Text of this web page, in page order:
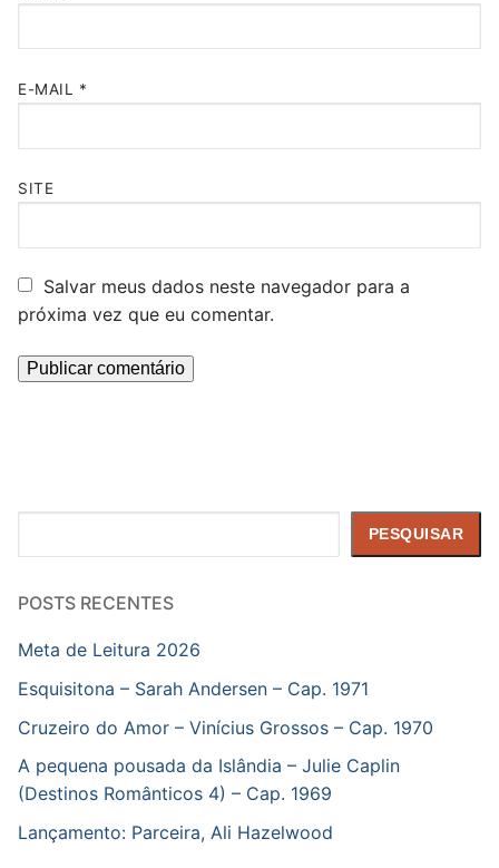
E-MAIL *
SITE
Salvar meus dados neste navegador para a
próxima vez que eu comentar.
PESQUISAR
POSTS RECENTES
Meta de Leitura 2026
Esquisitona – Sarah Andersen – Cap. 1971
Cruzeiro do Amor – Vinícius Grossos – Cap. 1970
A pequena pousada da Islândia – Julie Caplin
(Destinos Românticos 4) – Cap. 1969
Lançamento: Parceira, Ali Hazelwood